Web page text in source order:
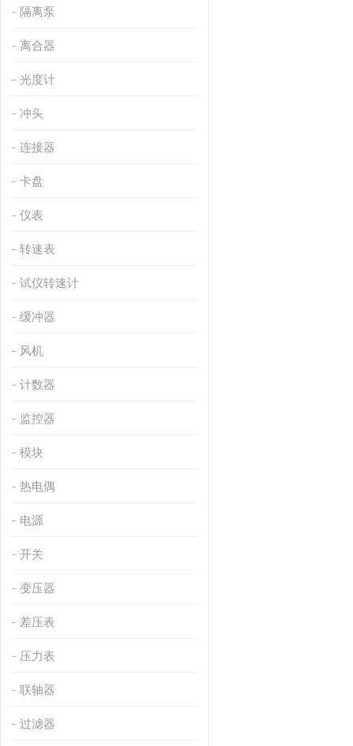
隔离泵
离合器
光度计
冲头
连接器
卡盘
仪表
转速表
试仪转速计
缓冲器
风机
计数器
监控器
模块
热电偶
电源
开关
变压器
差压表
压力表
联轴器
过滤器